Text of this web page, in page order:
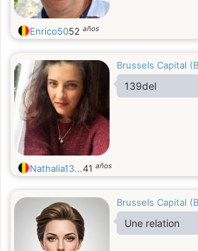
Enrico5052 años
Brussels Capital
139del
Nathalia13...41 años
Brussels Capital
Une relation